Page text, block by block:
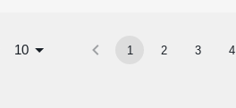
10 1 2 3 4